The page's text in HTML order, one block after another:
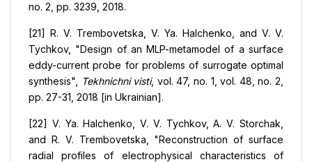
no. 2, pp. 3239, 2018.
[21] R. V. Trembovetska, V. Ya. Halchenko, and V. V.
Tychkov, "Design of an MLP-metamodel of a surface
eddy-current probe for problems of surrogate optimal
synthesis",
Tekhnichni visti, vol. 47, no. 1, vol. 48, no. 2,
pp. 27-31, 2018 [in Ukrainian].
[22] V. Ya. Halchenko, V. V. Tychkov, A. V. Storchak,
and R. V. Trembovetska, "Reconstruction of surface
radial profiles of electrophysical characteristics of